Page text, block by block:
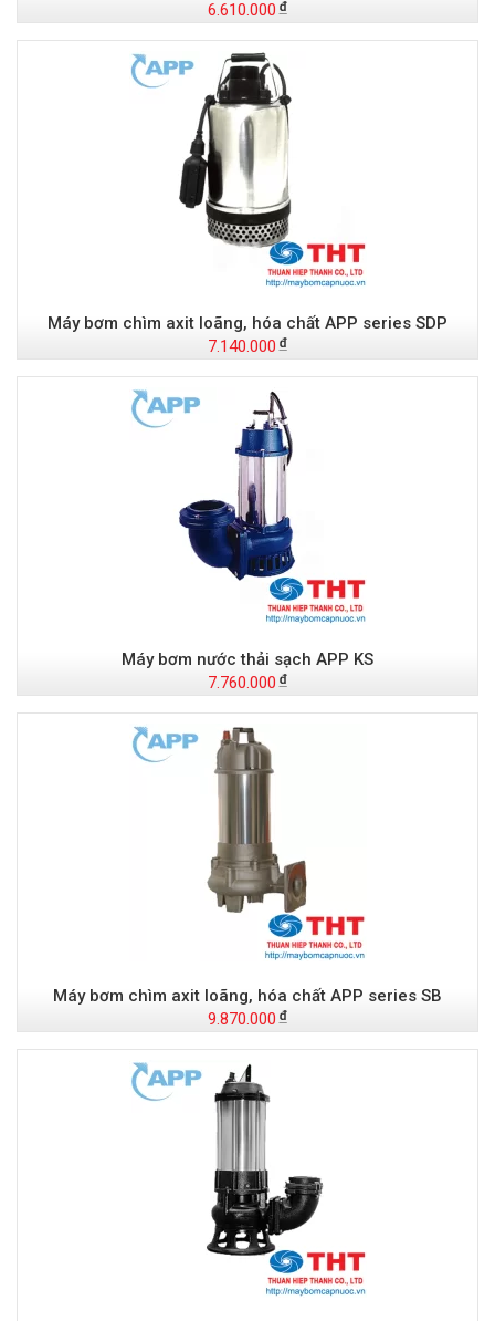
6.610.000
Máy bơm chìm axit loãng, hóa chất APP series SDP
7.140.000
Máy bơm nước thải sạch APP KS
7.760.000
Máy bơm chìm axit loãng, hóa chất APP series SB
9.870.000